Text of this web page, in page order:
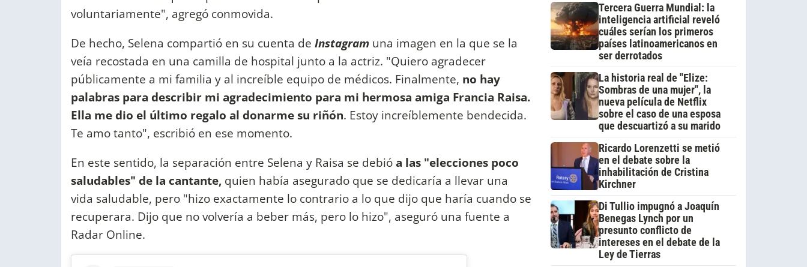
voluntariamente", agregó conmovida.
De hecho, Selena compartió en su cuenta de Instagram una imagen en la que se la
veía recostada en una camilla de hospital junto a la actriz. "Quiero agradecer
públicamente a mi familia y al increíble equipo de médicos. Finalmente, no hay
palabras para describir mi agradecimiento para mi hermosa amiga Francia Raisa.
Ella me dio el último regalo al donarme su riñón. Estoy increíblemente bendecida.
Te amo tanto", escribió en ese momento.
En este sentido, la separación entre Selena y Raisa se debióa las "elecciones poco
saludables" de la cantante, quien había asegurado que se dedicaría a llevar una
vida saludable, pero "hizo exactamente lo contrario a lo que dijo que haría cuando se
recuperara. Dijo que no volvería a beber más, pero lo hizo", aseguró una fuente a
Radar Online.
Tercera Guerra Mundial: la
inteligencia artificial reveló
cuáles serían los primeros
países latinoamericanos en
ser derrotados
La historia real de "Elize:
Sombras de una mujer", la
nueva película de Netflix
sobre el caso de una esposa
que descuartizó a su marido
Ricardo Lorenzetti se metió
en el debate sobre la
inhabilitación de Cristina
Kirchner
Di Tullio impugnó a Joaquín
Benegas Lynch por un
presunto conflicto de
intereses en el debate de la
Ley de Tierras